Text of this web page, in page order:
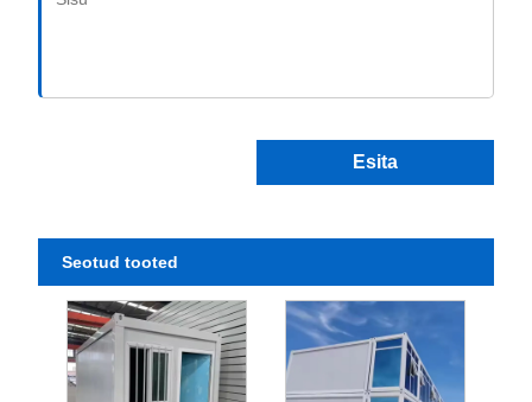
Esita
Seotud tooted